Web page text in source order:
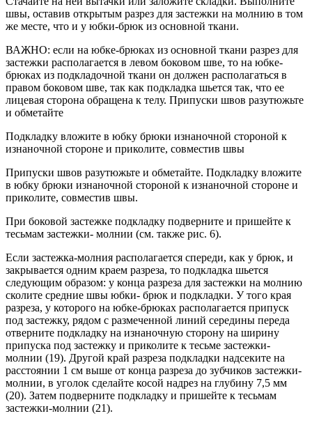
швы, оставив открытым разрез для застежки на молнию в том
же месте, что и у юбки-брюк из основной ткани.
ВАЖНО: если на юбке-брюках из основной ткани разрез для
застежки располагается в левом боковом шве, то на юбке-
брюках из подкладочной ткани он должен располагаться в
правом боковом шве, так как подкладка шьется так, что ее
лицевая сторона обращена к телу. Припуски швов разутюжьте
и обметайте
Подкладку вложите в юбку брюки изнаночной стороной к
изнаночной стороне и приколите, совместив швы
Припуски швов разутюжьте и обметайте. Подкладку вложите
в юбку брюки изнаночной стороной к изнаночной стороне и
приколите, совместив швы.
При боковой застежке подкладку подверните и пришейте к
тесьмам застежки- молнии (см. также рис. 6).
Если застежка-молния располагается спереди, как у брюк, и
закрывается одним краем разреза, то подкладка шьется
следующим образом: у конца разреза для застежки на молнию
сколите средние швы юбки- брюк и подкладки. У того края
разреза, у которого на юбке-брюках располагается припуск
под застежку, рядом с размеченной линий середины переда
отверните подкладку на изнаночную сторону на ширину
припуска под застежку и приколите к тесьме застежки-
молнии (19). Другой край разреза подкладки надсеките на
расстоянии 1 см выше от конца разреза до зубчиков застежки-
молнии, в уголок сделайте косой надрез на глубину 7,5 мм
(20). Затем подверните подкладку и пришейте к тесьмам
застежки-молнии (21).